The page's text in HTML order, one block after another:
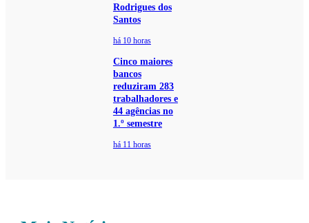
Rodrigues dos
Santos
há 10 horas
Cinco maiores
bancos
reduziram 283
trabalhadores e
44 agências no
1.º semestre
há 11 horas